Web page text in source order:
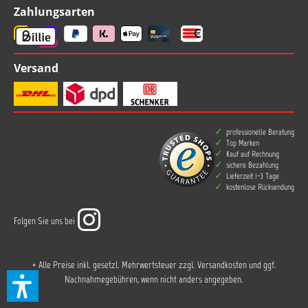
Zahlungsarten
Versand
professionelle Beratung
Top Marken
Kauf auf Rechnung
sichere Bezahlung
Lieferzeit 1-3 Tage
kostenlose Rücksendung
Folgen Sie uns bei
* Alle Preise inkl. gesetzl. Mehrwertsteuer zzgl. Versandkostenund ggf.
Nachnahmegebühren, wenn nicht anders angegeben.